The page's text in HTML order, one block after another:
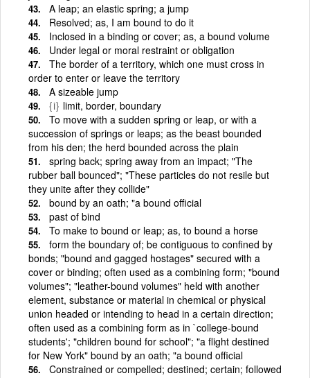
A leap; an elastic spring; a jump
Resolved; as, I am bound to do it
Inclosed in a binding or cover; as, a bound volume
Under legal or moral restraint or obligation
The border of a territory, which one must cross in
order to enter or leave the territory
A sizeable jump
{i} limit, border, boundary
To move with a sudden spring or leap, or with a
succession of springs or leaps; as the beast bounded
from his den; the herd bounded across the plain
spring back; spring away from an impact; "The
rubber ball bounced"; "These particles do not resile but
they unite after they collide"
bound by an oath; "a bound official
past of bind
To make to bound or leap; as, to bound a horse
form the boundary of; be contiguous to confined by
bonds; "bound and gagged hostages" secured with a
cover or binding; often used as a combining form; "bound
volumes"; "leather-bound volumes" held with another
element, substance or material in chemical or physical
union headed or intending to head in a certain direction;
often used as a combining form as in `college-bound
students'; "children bound for school"; "a flight destined
for New York" bound by an oath; "a bound official
Constrained or compelled; destined; certain; followed